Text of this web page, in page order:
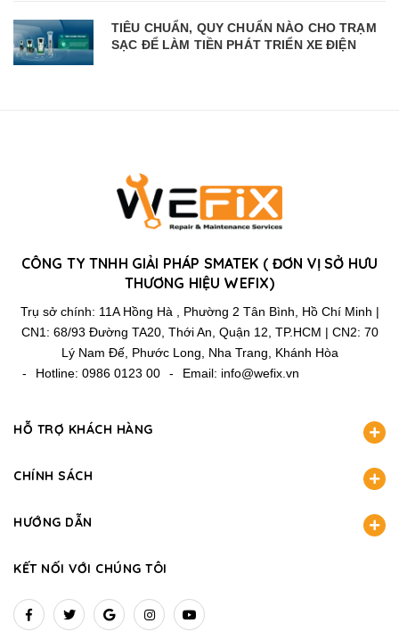
TIÊU CHUẨN, QUY CHUẨN NÀO CHO TRẠM
SẠC ĐỂ LÀM TIỀN PHÁT TRIỂN XE ĐIỆN
CÔNG TY TNHH GIẢI PHÁP SMATEK ( ĐƠN VỊ SỞ HƯU
THƯƠNG HIỆU WEFIX)
Trụ sở chính: 11A Hồng Hà , Phường 2 Tân Bình, Hồ Chí Minh |
CN1: 68/93 Đường TA20, Thới An, Quận 12, TP.HCM | CN2: 70
Lý Nam Đế, Phước Long, Nha Trang, Khánh Hòa
-
Hotline: 0986 0123 00 - Email: info@wefix.vn
HỖ TRỢ KHÁCH HÀNG
CHÍNH SÁCH
HƯỚNG DẪN
KẾT NỐI VỚI CHÚNG TÔI